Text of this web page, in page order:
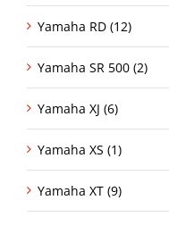
Yamaha RD (12)
Yamaha SR 500 (2)
Yamaha XJ (6)
Yamaha XS (1)
Yamaha XT (9)